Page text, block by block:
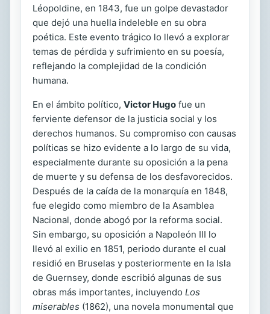
Léopoldine, en 1843, fue un golpe devastador
que dejó una huella indeleble en su obra
poética. Este evento trágico lo llevó a explorar
temas de pérdida y sufrimiento en su poesía,
reflejando la complejidad de la condición
humana.
En el ámbito político, Victor Hugo fue un
ferviente defensor de la justicia social y los
derechos humanos. Su compromiso con causas
políticas se hizo evidente a lo largo de su vida,
especialmente durante su oposición a la pena
de muerte y su defensa de los desfavorecidos.
Después de la caída de la monarquía en 1848,
fue elegido como miembro de la Asamblea
Nacional, donde abogó por la reforma social.
Sin embargo, su oposición a Napoleón III lo
llevó al exilio en 1851, periodo durante el cual
residió en Bruselas y posteriormente en la Isla
de Guernsey, donde escribió algunas de sus
obras más importantes, incluyendo Los
miserables (1862), una novela monumental que